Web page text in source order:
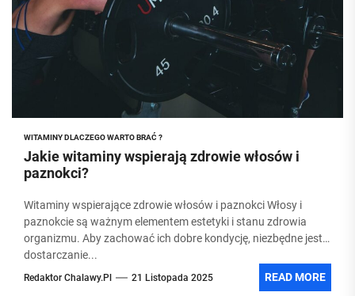
WITAMINY DLACZEGO WARTO BRAĆ ?
Jakie witaminy wspierają zdrowie włosów i
paznokci?
Witaminy wspierające zdrowie włosów i paznokci Włosy i
paznokcie są ważnym elementem estetyki i stanu zdrowia
organizmu. Aby zachować ich dobre kondycję, niezbędne jest
dostarczanie...
Redaktor Chalawy.pl 21 Listopada 2025 READ MORE